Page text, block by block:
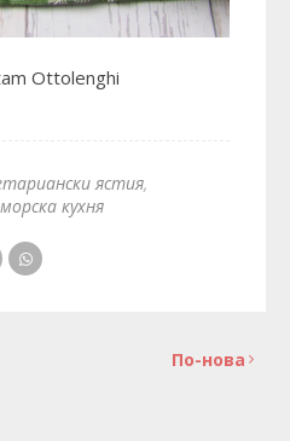
Ottolenghi
ястия
кухня
По-нова